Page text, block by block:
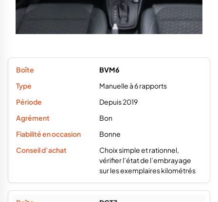
BVM6
Manuelle à 6 rapports
Depuis 2019
Bon
Bonne
Choix simple et rationnel,
vérifier l’état de l’embrayage
sur les exemplaires kilométrés